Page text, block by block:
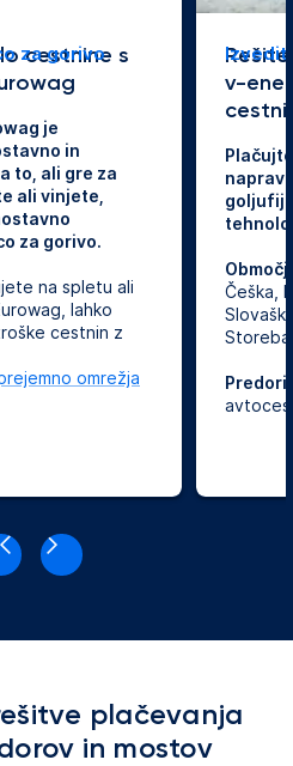
cestnine s
je
in
to, ali gre za
ali vinjete,
za gorivo.
na spletu ali
lahko
cestnin z
omrežja
za gorivo
v-
Češka,
plačevanja
in mostov